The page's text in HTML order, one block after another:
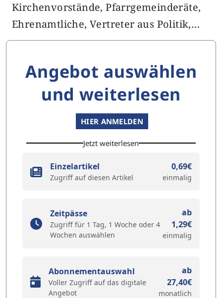
Kirchenvorstände, Pfarrgemeinderäte,
Ehrenamtliche, Vertreter aus Politik,…
Angebot auswählen
und weiterlesen
HIER ANMELDEN
Jetzt weiterlesen
Einzelartikel
Zugriff auf diesen Artikel
0,69€
einmalig
Zeitpässe
Zugriff für 1 Tag, 1 Woche oder 4
Wochen auswählen
ab
1,29€
einmalig
Abonnementauswahl
Voller Zugriff auf das digitale
Angebot
ab
27,40€
monatlich